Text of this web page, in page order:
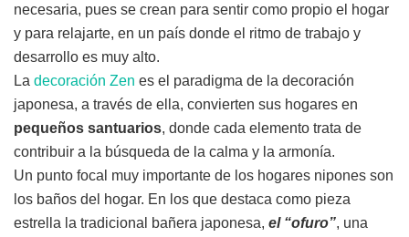
necesaria, pues se crean para sentir como propio el hogar
y para relajarte, en un país donde el ritmo de trabajo y
desarrollo es muy alto.
La decoración Zen es el paradigma de la decoración
japonesa, a través de ella, convierten sus hogares en
pequeños santuarios, donde cada elemento trata de
contribuir a la búsqueda de la calma y la armonía.
Un punto focal muy importante de los hogares nipones son
los baños del hogar. En los que destaca como pieza
estrella la tradicional bañera japonesa, el “ofuro”, una